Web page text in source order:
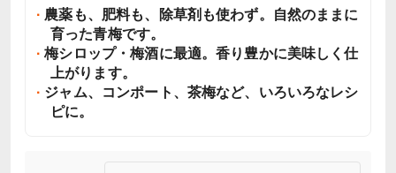
農薬も、肥料も、除草剤も使わず。自然のままに
育った青梅です。
梅シロップ・梅酒に最適。香り豊かに美味しく仕
上がります。
ジャム、コンポート、茶梅など、いろいろなレシ
ピに。